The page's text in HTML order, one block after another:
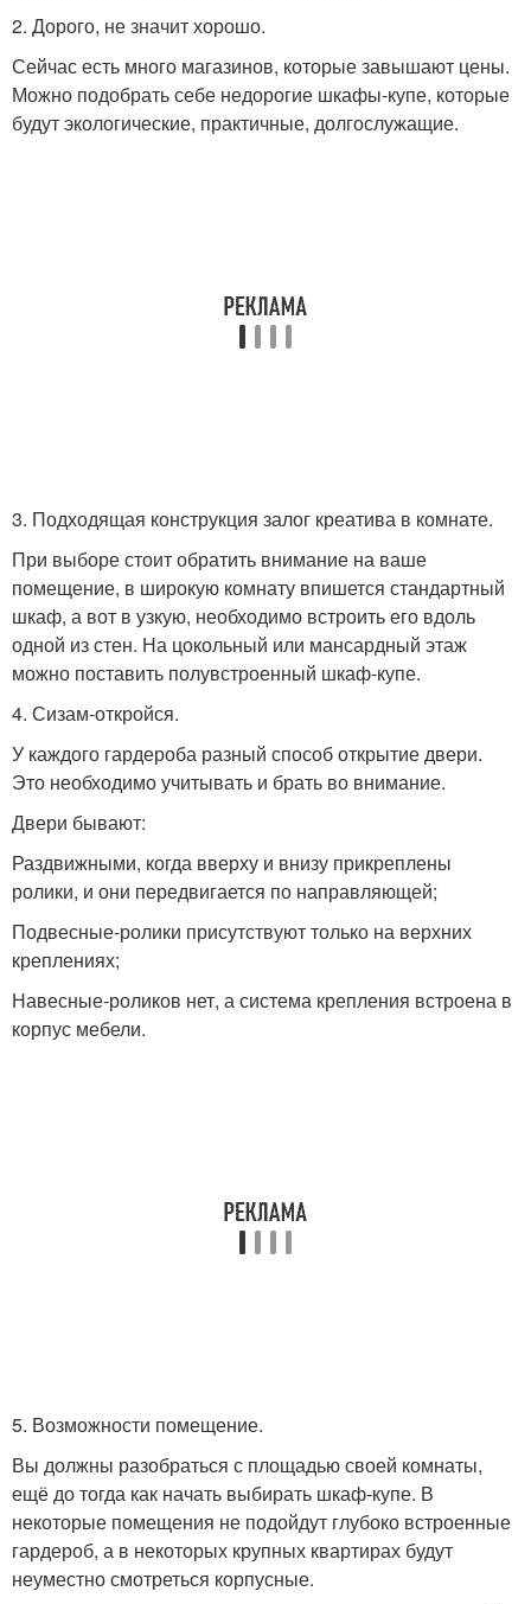
2. Дорого, не значит хорошо.
Сейчас есть много магазинов, которые завышают цены.
Можно подобрать себе недорогие шкафы-купе, которые
будут экологические, практичные, долгослужащие.
3. Подходящая конструкция залог креатива в комнате.
При выборе стоит обратить внимание на ваше
помещение, в широкую комнату впишется стандартный
шкаф, а вот в узкую, необходимо встроить его вдоль
одной из стен. На цокольный или мансардный этаж
можно поставить полувстроенный шкаф-купе.
4. Сизам-откройся.
У каждого гардероба разный способ открытие двери.
Это необходимо учитывать и брать во внимание.
Двери бывают:
Раздвижными, когда вверху и внизу прикреплены
ролики, и они передвигается по направляющей;
Подвесные-ролики присутствуют только на верхних
креплениях;
Навесные-роликов нет, а система крепления встроена в
корпус мебели.
5. Возможности помещение.
Вы должны разобраться с площадью своей комнаты,
ещё до тогда как начать выбирать шкаф-купе. В
некоторые помещения не подойдут глубоко встроенные
гардероб, а в некоторых крупных квартирах будут
неуместно смотреться корпусные.